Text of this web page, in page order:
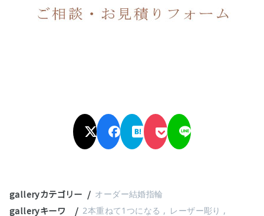
galleryカテゴリー オーダー結婚指輪
galleryキーワ 2本重ねて1つになる レーザー彫り